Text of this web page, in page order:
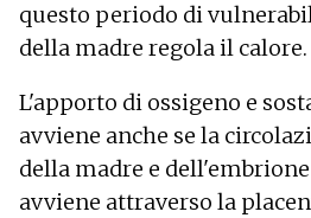
questo periodo di
della madre regola il calore.
L'apporto di ossigeno e
avviene anche se la
della madre e dell'embrione
avviene attraverso la